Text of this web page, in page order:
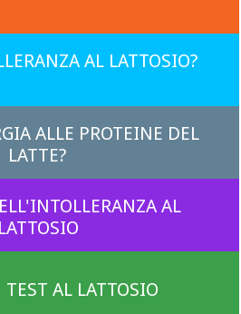
AL LATTOSIO?
ALLE PROTEINE DEL
LATTE?
AL
LATTOSIO
TEST AL LATTOSIO